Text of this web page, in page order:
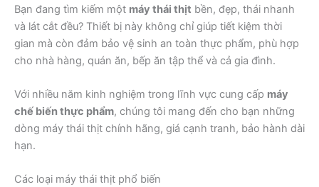
Bạn đang tìm kiếm một máy thái thịt bền, đẹp, thái nhanh
và lát cắt đều? Thiết bị này không chỉ giúp tiết kiệm thời
gian mà còn đảm bảo vệ sinh an toàn thực phẩm, phù hợp
cho nhà hàng, quán ăn, bếp ăn tập thể và cả gia đình.
Với nhiều năm kinh nghiệm trong lĩnh vực cung cấp máy
chế biến thực phẩm, chúng tôi mang đến cho bạn những
dòng máy thái thịt chính hãng, giá cạnh tranh, bảo hành dài
hạn.
Các loại máy thái thịt phổ biến